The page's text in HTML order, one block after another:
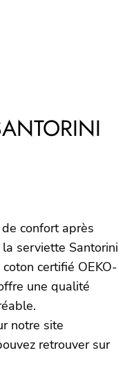
confort après
serviette Santorini
certifié OEKO-
une qualité
notre site
retrouver sur